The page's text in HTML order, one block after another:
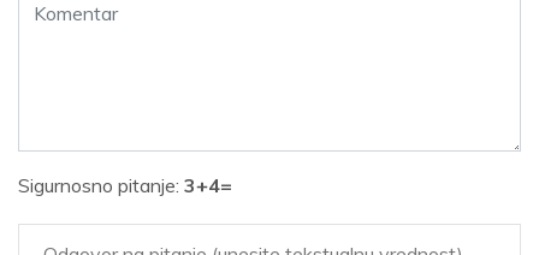
Sigurnosno pitanje: 3+4=